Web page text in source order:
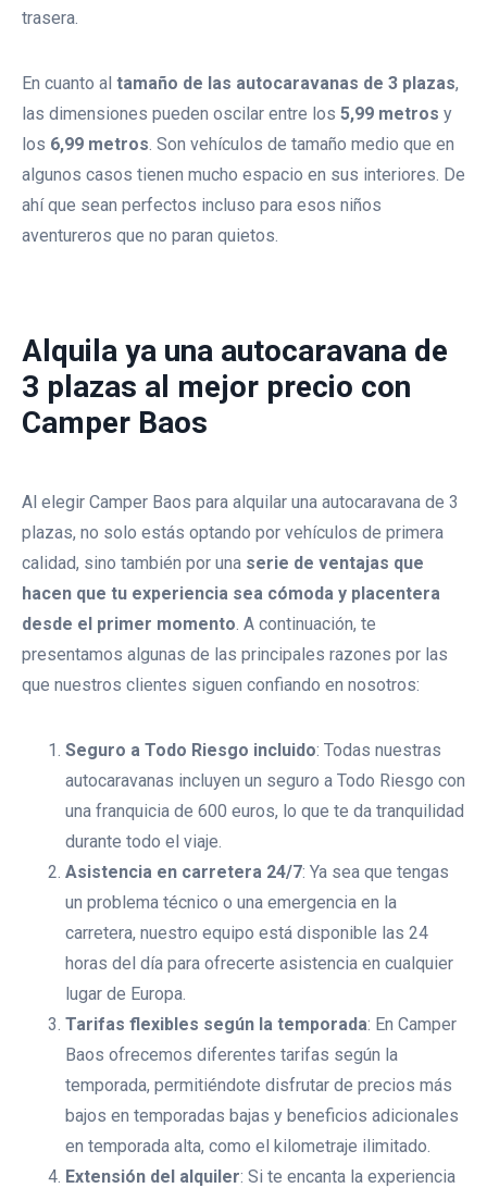
trasera.
En cuanto al tamaño de las autocaravanas de 3 plazas,
las dimensiones pueden oscilar entre los 5,99 metros y
los 6,99 metros. Son vehículos de tamaño medio que en
algunos casos tienen mucho espacio en sus interiores. De
ahí que sean perfectos incluso para esos niños
aventureros que no paran quietos.
Alquila ya una autocaravana de
3 plazas al mejor precio con
Camper Baos
Al elegir Camper Baos para alquilar una autocaravana de 3
plazas, no solo estás optando por vehículos de primera
calidad, sino también por una serie de ventajas que
hacen que tu experiencia sea cómoda y placentera
desde el primer momento. A continuación, te
presentamos algunas de las principales razones por las
que nuestros clientes siguen confiando en nosotros:
Seguro a Todo Riesgo incluido: Todas nuestras
autocaravanas incluyen un seguro a Todo Riesgo con
una franquicia de 600 euros, lo que te da tranquilidad
durante todo el viaje.
Asistencia en carretera 24/7: Ya sea que tengas
un problema técnico o una emergencia en la
carretera, nuestro equipo está disponible las 24
horas del día para ofrecerte asistencia en cualquier
lugar de Europa.
Tarifas flexibles según la temporada: En Camper
Baos ofrecemos diferentes tarifas según la
temporada, permitiéndote disfrutar de precios más
bajos en temporadas bajas y beneficios adicionales
en temporada alta, como el kilometraje ilimitado.
Extensión del alquiler: Si te encanta la experiencia